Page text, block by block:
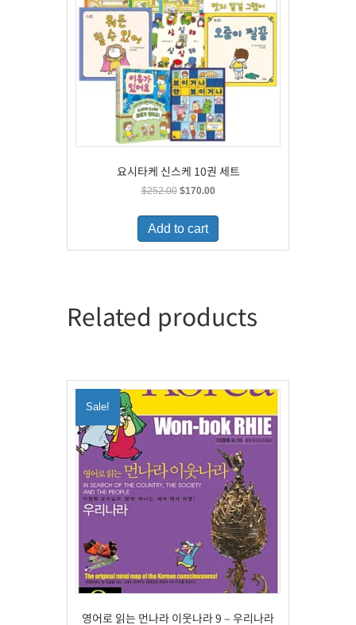
요시타케 신스케 10권 세트
$252.00 Original
was:
$252.00.
$170.00Current
is:
Add to cart
Related products
Sale!
영어로 읽는 먼나라 이웃나라 9 – 우리나라